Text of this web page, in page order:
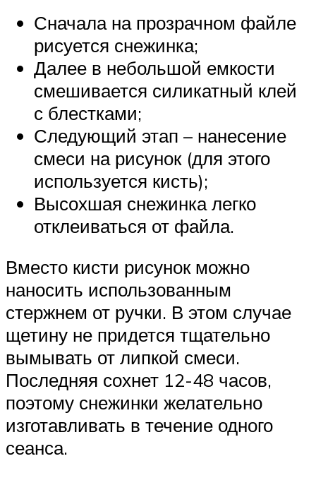
Сначала на прозрачном файле
рисуется снежинка;
Далее в небольшой емкости
смешивается силикатный клей
с блестками;
Следующий этап – нанесение
смеси на рисунок (для этого
используется кисть);
Высохшая снежинка легко
отклеиваться от файла.
Вместо кисти рисунок можно
наносить использованным
стержнем от ручки. В этом случае
щетину не придется тщательно
вымывать от липкой смеси.
Последняя сохнет 12-48 часов,
поэтому снежинки желательно
изготавливать в течение одного
сеанса.